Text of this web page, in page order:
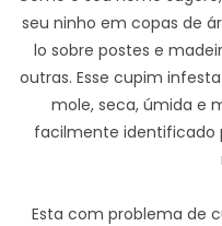
seu ninho em copas de
lo sobre postes e
outras. Esse cupim
mole, seca, úmida e
facilmente identificado
Esta com problema de